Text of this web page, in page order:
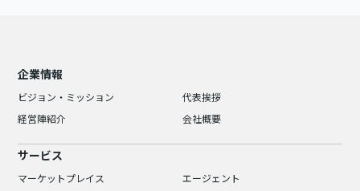
企業情報
ビジョン・ミッション
代表挨拶
経営陣紹介
会社概要
サービス
マーケットプレイス
エージェント